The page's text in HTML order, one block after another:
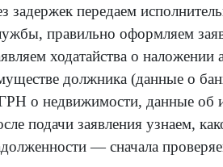
задержек передаем
правильно оформляем
ходатайства о
должника (данные о
о недвижимости, данные об
подачи заявления узнаем,
— сначала